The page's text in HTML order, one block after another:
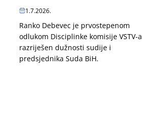
1.7.2026.
Ranko Debevec je prvostepenom
odlukom Disciplinke komisije VSTV-a
razriješen dužnosti sudije i
predsjednika Suda BiH.